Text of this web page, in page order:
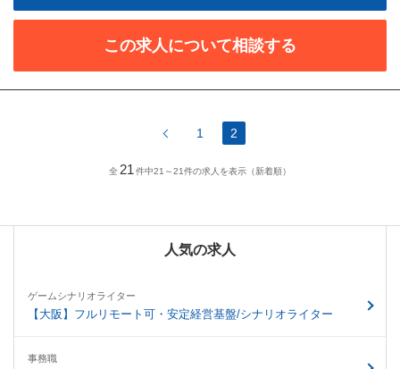
この求人について相談する
1 2
全 21 件中21～21件の求人を表示（新着順）
人気の求人
ゲームシナリオライター
【大阪】フルリモート可・安定経営基盤/シナリオライター
事務職